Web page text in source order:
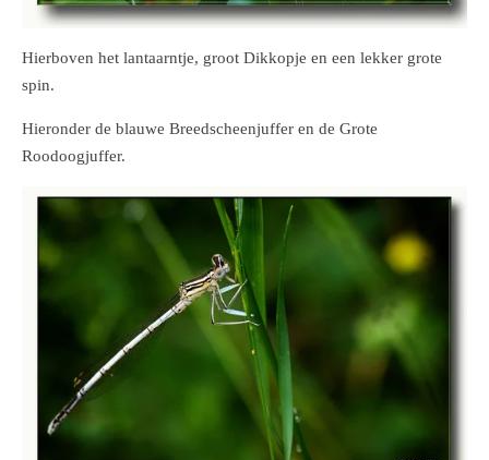
Hierboven het lantaarntje, groot Dikkopje en een lekker grote
spin.
Hieronder de blauwe Breedscheenjuffer en de Grote
Roodoogjuffer.